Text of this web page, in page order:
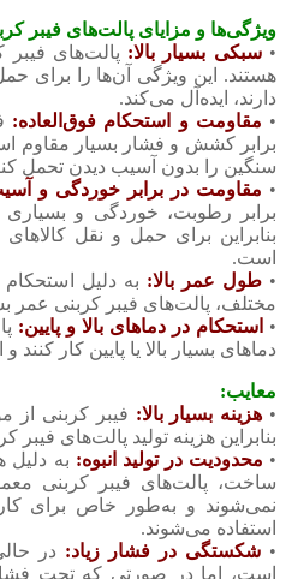
ویژگی‌ها و مزایای پالت‌های فیبر
•سبکی بسیار بالا: پالت‌های فیبر
هستند. این ویژگی آن‌ها را برای
دارند، ایده‌آل می‌کند.
• مقاومت و استحکام فوق‌العاده:
برابر کشش و فشار بسیار مقاوم
سنگین را بدون آسیب دیدن تحمل
• مقاومت در برابر خوردگی و
برابر رطوبت، خوردگی و
بنابراین برای حمل و نقل
است.
•طول عمر بالا: به دلیل
مختلف، پالت‌های فیبر کربنی عمر
• استحکام در دماهای بالا و پایین:
دماهای بسیار بالا یا پایین کار
معایب:
• هزینه بسیار بالا: فیبر کربنی از
بنابراین هزینه تولید پالت‌های فیبر
• محدودیت در تولید انبوه: به دلیل
ساخت، پالت‌های فیبر کربنی
نمی‌شوند و به‌طور خاص برای
استفاده می‌شوند.
• شکستگی در فشار زیاد: در
است، اما در صورتی که تحت فشار